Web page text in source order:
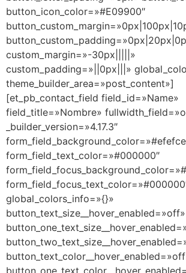
button_icon_color=»#E09900″
custom_margin=»-30px|||||»
custom_padding=»||0px|||»
theme_builder_area=»post_content»]
[et_pb_contact_field field_id=»Name»
field_title=»Nombre»
_builder_version=»4.17.3″
form_field_text_color=»#000000″
global_colors_info=»{}»
button_text_size__hover_enabled=»off»